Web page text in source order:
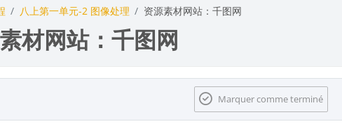
八上第一单元-2 图像处理 资源素材网站：千图网
材网站：千图网
Marquer comme terminé